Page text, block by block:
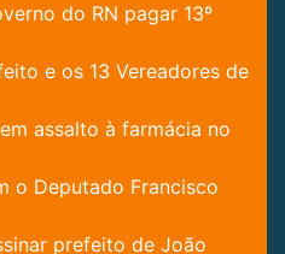
do RN pagar 13º
e os 13 Vereadores de
assalto à farmácia no
o Deputado Francisco
prefeito de João